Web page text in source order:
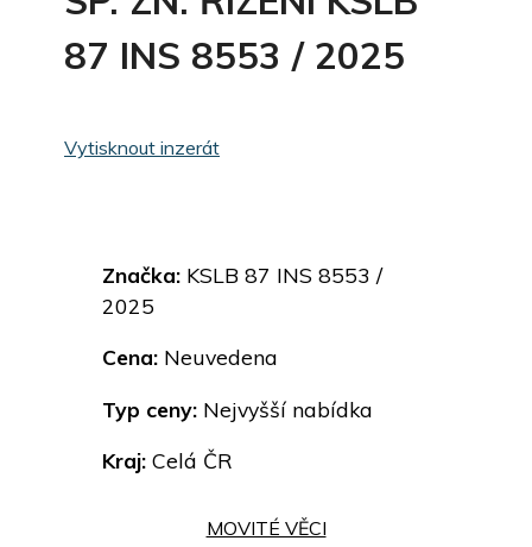
87 INS 8553 / 2025
Vytisknout inzerát
Značka: KSLB 87 INS 8553 /
2025
Cena: Neuvedena
Typ ceny: Nejvyšší nabídka
Kraj: Celá ČR
MOVITÉ VĚCI